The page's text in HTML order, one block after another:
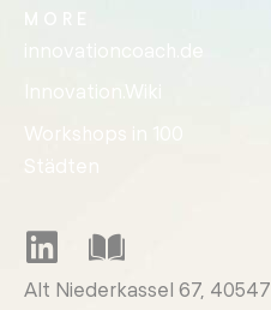
Innovation.Wiki
Workshops in 100
Alt Niederkassel 67, 40547